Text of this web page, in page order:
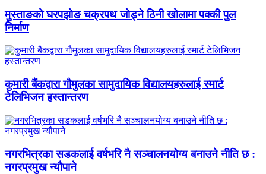
मुस्ताङको घरपझोङ चक्रपथ जोड्ने ठिनी खोलामा पक्की पुल
निर्माण
कुमारी बैंकद्वारा गौमुलका सामुदायिक विद्यालयहरुलाई स्मार्ट
टेलिभिजन हस्तान्तरण
नगरभित्रका सडकलाई वर्षभरि नै सञ्चालनयोग्य बनाउने नीति छ :
नगरप्रमुख न्यौपाने